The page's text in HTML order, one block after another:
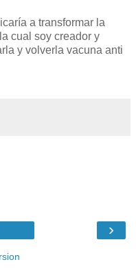
a transformar la
cual soy creador y
y volverla vacuna anti
›